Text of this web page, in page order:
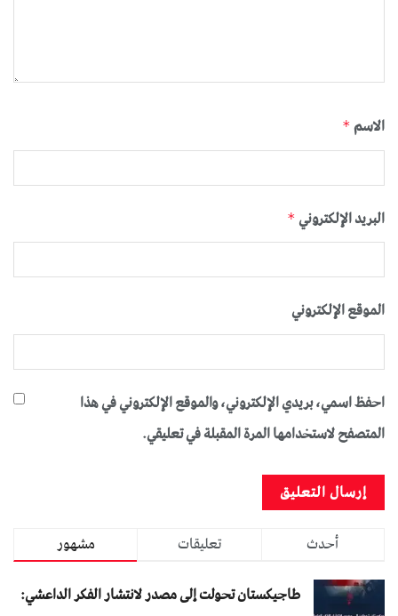
الاسم *
البريد الإلكتروني *
الموقع الإلكتروني
احفظ اسمي، بريدي الإلكتروني، والموقع الإلكتروني في هذا
المتصفح لاستخدامها المرة المقبلة في تعليقي.
مشهور تعليقات
أحدث
طاجيكستان تحولت إلى مصدر لانتشار الفكر الداعشي: